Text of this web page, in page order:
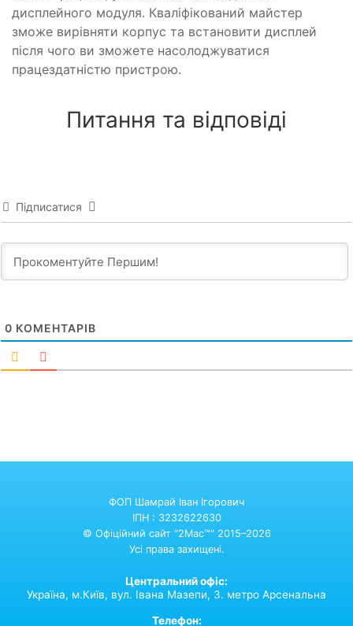
дисплейного модуля. Кваліфікований майстер
зможе вирівняти корпус та встановити дисплей
після чого ви зможете насолоджуватися
працездатністю пристрою.
Питання та відповіді
Підписатися
0 КОМЕНТАРІВ
ФОП Шамрай Іван Ігорович
ІПН : 3232622630
© Офіційний сайт "2Mac™" 2015–2026
Усі права захищені.
Центральний офіс:
Україна, м.Київ, вул. Івана Мазепи, 3. метро Арсенальна
Телефон: